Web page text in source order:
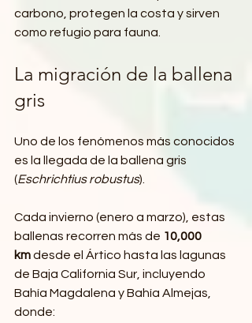
carbono, protegen la costa y sirven
como refugio para fauna.
La migración de la ballena
gris
Uno de los fenómenos más conocidos
es la llegada de la ballena gris
(Eschrichtius robustus).
Cada invierno (enero a marzo), estas
ballenas recorren más de 10,000
km desde el Ártico hasta las lagunas
de Baja California Sur, incluyendo
Bahía Magdalena y Bahía Almejas,
donde: